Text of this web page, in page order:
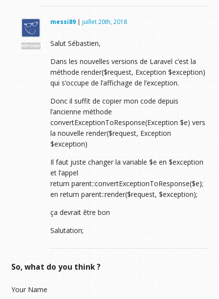
RÉPONDRE
messi89| juillet 20th, 2018
Salut Sébastien,
Dans les nouvelles versions de Laravel c’est la
méthode render($request, Exception $exception)
qui s’occupe de l’affichage de l’exception.
Donc il suffit de copier mon code depuis
l’ancienne méthode
convertExceptionToResponse(Exception $e) vers
la nouvelle render($request, Exception
$exception)
Il faut juste changer la variable $e en $exception
et l’appel
return parent::convertExceptionToResponse($e);
en return parent::render($request, $exception);
ça devrait être bon
Salutation;
So, what do you think ?
Your Name